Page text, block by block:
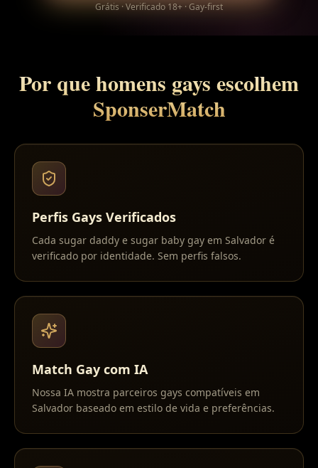
Grátis · Verificado 18+ · Gay-first
Por que homens gays escolhem
SponserMatch
Perfis Gays Verificados
Cada sugar daddy e sugar baby gay em Salvador é
verificado por identidade. Sem perfis falsos.
Match Gay com IA
Nossa IA mostra parceiros gays compatíveis em
Salvador baseado em estilo de vida e preferências.